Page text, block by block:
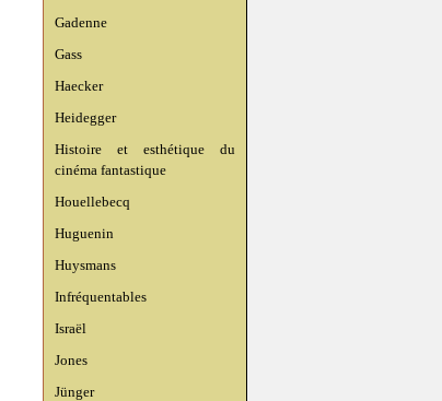
Gadenne
Gass
Haecker
Heidegger
Histoire et esthétique du
cinéma fantastique
Houellebecq
Huguenin
Huysmans
Infréquentables
Israël
Jones
Jünger